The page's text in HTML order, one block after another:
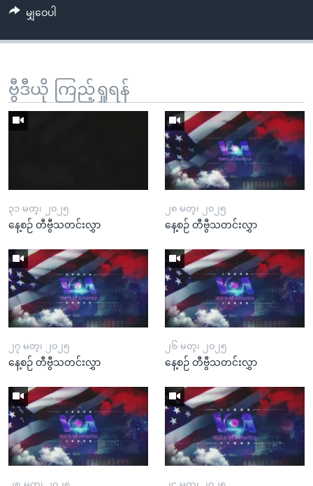
မျှဝေပါ
ဗွီဒီယို ကြည့်ရှုရန်
၃၁ မတ္၊ ၂၀၂၅
နေ့စဉ် တီဗွီသတင်းလွှာ
၂၈ မတ္၊ ၂၀၂၅
နေ့စဉ် တီဗွီသတင်းလွှာ
၂၇ မတ္၊ ၂၀၂၅
နေ့စဉ် တီဗွီသတင်းလွှာ
၂၆ မတ္၊ ၂၀၂၅
နေ့စဉ် တီဗွီသတင်းလွှာ